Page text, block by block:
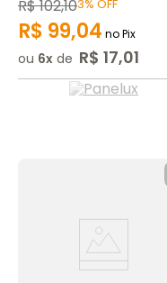
R$102,103% OFF
R$ 99,04 no Pix
ou 6 de R$ 17,01